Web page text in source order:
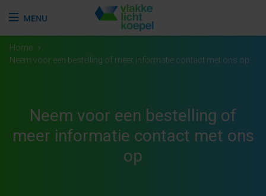
Home ›
Neem voor een bestelling of meer informatie contact met ons op
Neem voor een bestelling of
meer informatie contact met ons
op